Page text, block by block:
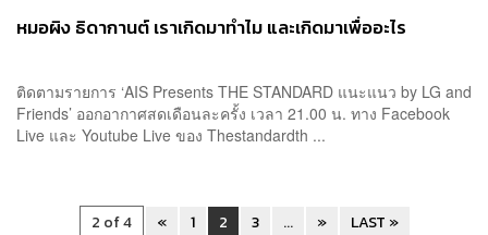
หมอผิง ธิดากานต์ เราเกิดมาทำไม และเกิดมาเพื่ออะไร
ติดตามรายการ ‘AIS Presents THE STANDARD แนะแนว by LG and
Friends’ ออกอากาศสดเดือนละครั้ง เวลา 21.00 น. ทาง Facebook
Live และ Youtube Live ของ Thestandardth ...
2 of 4 « 1 2 3 ... » LAST »